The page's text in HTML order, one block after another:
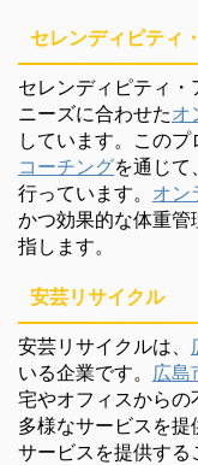
セレンディピティ
セレンディピティ
ニーズに合わせたオ
しています。このプ
コーチングを通じ
行っています。 オン
かつ効果的な体重管
指します。
安芸リサイクル
安芸リサイクルは、
いる企業です。 広島
宅やオフィスからの
多様なサービスを
サービスを提供する